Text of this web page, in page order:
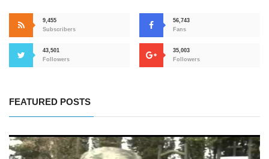
9,455
Subscribers
56,743
Fans
43,501
Followers
35,003
Followers
FEATURED POSTS